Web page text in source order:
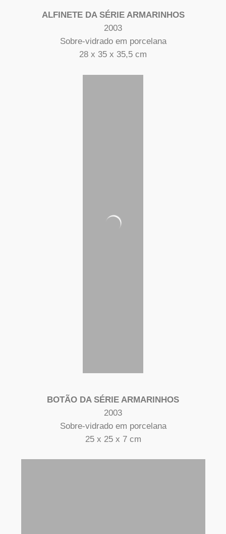
ALFINETE DA SÉRIE ARMARINHOS
2003
Sobre-vidrado em porcelana
28 x 35 x 35,5 cm
BOTÃO DA SÉRIE ARMARINHOS
2003
Sobre-vidrado em porcelana
25 x 25 x 7 cm